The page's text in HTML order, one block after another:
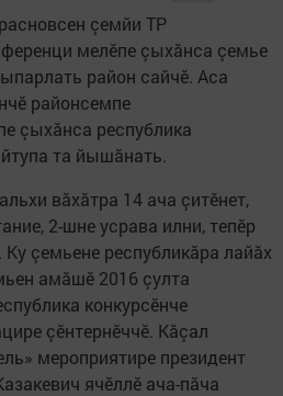
çемйи ТР
мелӗпе çыхăнса çемье
район сайчӗ. Аса
районсемпе
çыхăнса республика
та йышăнать.
вăхăтра 14 ача çитӗнет,
2-шне усрава илни, тепӗр
çемьене республикăра лайăх
амăшӗ 2016 çулта
конкурсӗнче
çӗнтернӗччӗ. Кăçал
мероприятире президент
ячӗллӗ ача-пăча